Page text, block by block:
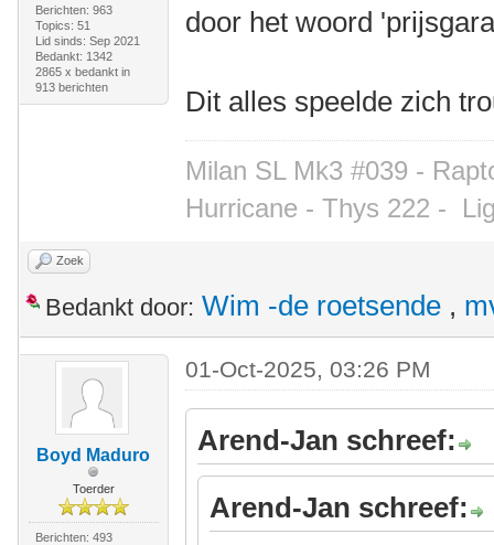
Berichten: 963
Topics: 51
Lid sinds: Sep 2021
Bedankt: 1342
2865 x bedankt in
913 berichten
door het woord
Dit alles speelde zich
Milan SL Mk3 #039 -
Hurricane - Thys 222 -
Zoek
Bedankt door: Wim -de roetsende ,
Boyd Maduro
Toerder
Berichten: 493
01-Oct-2025, 03:26 PM
Arend-Jan schreef:
Arend-Jan schreef: